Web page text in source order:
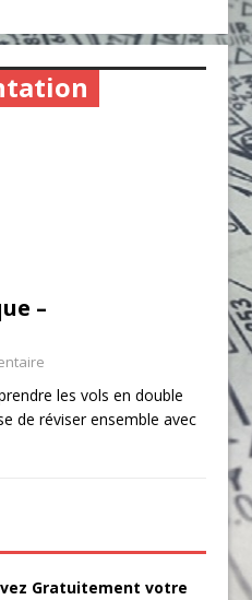
–
les vols en double
de réviser ensemble avec
Gratuitement votre